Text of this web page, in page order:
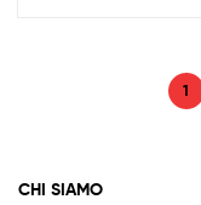
1
CHI SIAMO